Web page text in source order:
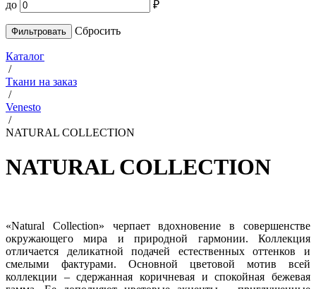
до
₽
Cбросить
Каталог
/
Ткани на заказ
/
Venesto
/
NATURAL COLLECTION
NATURAL COLLECTION
«Natural Collection» черпает вдохновение в совершенстве
окружающего мира и природной гармонии. Коллекция
отличается деликатной подачей естественных оттенков и
смелыми фактурами. Основной цветовой мотив всей
коллекции – сдержанная коричневая и спокойная бежевая